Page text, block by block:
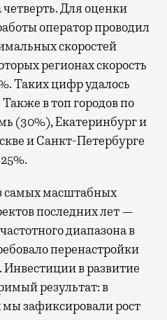
Для оценки
оператор проводил
скоростей
регионах скорость
Таких цифр удалось
в топ городов по
(30%), Екатеринбург и
и Санкт-Петербурге
самых масштабных
последних лет —
диапазона в
перенастройки
в развитие
результат: в
зафиксировали рост